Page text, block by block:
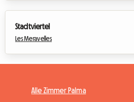
Stadtviertel
Les Meravelles
Alle Zimmer Palma